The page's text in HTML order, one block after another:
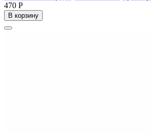
470 Р
В корзину